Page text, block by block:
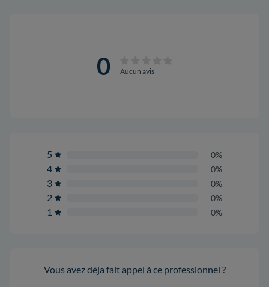
0 Aucun avis
5 0%
4 0%
3 0%
2 0%
1 0%
Vous avez déja fait appel à ce professionnel ?